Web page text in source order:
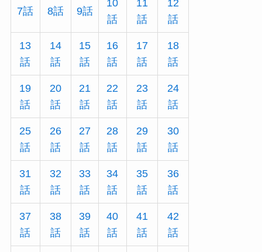
7話 8話 9話
10
話
11
話
12
話
13
話
14
話
15
話
16
話
17
話
18
話
19
話
20
話
21
話
22
話
23
話
24
話
25
話
26
話
27
話
28
話
29
話
30
話
31
話
32
話
33
話
34
話
35
話
36
話
37
話
38
話
39
話
40
話
41
話
42
話